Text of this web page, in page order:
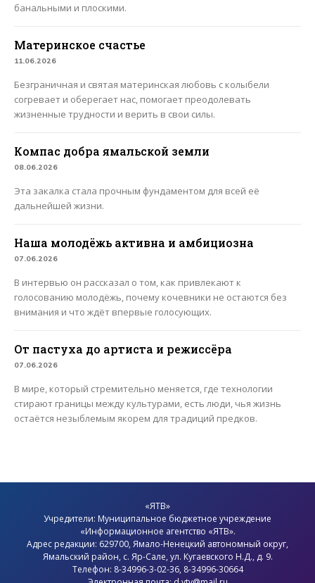
банальными и плоскими.
Материнское счастье
11.06.2026
Безграничная и святая материнская любовь с колыбели
согревает и оберегает нас, помогает преодолевать
жизненные трудности и верить в свои силы.
Компас добра ямальской земли
08.06.2026
Эта закалка стала прочным фундаментом для всей её
дальнейшей жизни.
Наша молодёжь активна и амбициозна
07.06.2026
В интервью он рассказал о том, как привлекают к
голосованию молодёжь, почему кочевники не остаются без
внимания и что ждёт впервые голосующих.
От пастуха до артиста и режиссёра
07.06.2026
В мире, который стремительно меняется, где технологии
стирают границы между культурами, есть люди, чья жизнь
остаётся незыблемым якорем для традиций предков.
«ЯТВ»
Учредители: Муниципальное бюджетное учреждение
«Информационное агентство «ЯТВ».
Адрес редакции: 629700, Ямало-Ненецкий автономный округ,
Ямальский район, с. Яр-Сале, ул. Кугаевского Н.Д., д. 9.
Телефон: 8-34996-3-02-36, 8-34996-30664